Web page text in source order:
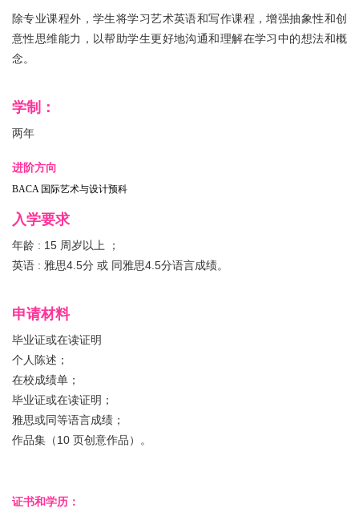
除专业课程外，学生将学习艺术英语和写作课程，增强抽象性和创
意性思维能力，以帮助学生更好地沟通和理解在学习中的想法和概
念。
学制：
两年
进阶方向
BACA 国际艺术与设计预科
入学要求
年龄 : 15 周岁以上 ；
英语 : 雅思4.5分 或 同雅思4.5分语言成绩。
申请材料
毕业证或在读证明
个人陈述；
在校成绩单；
毕业证或在读证明；
雅思或同等语言成绩；
作品集（10 页创意作品）。
证书和学历：